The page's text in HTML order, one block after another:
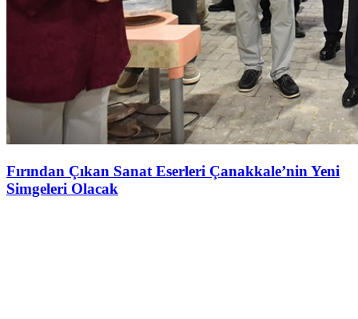
Fırından Çıkan Sanat Eserleri Çanakkale’nin Yeni
Simgeleri Olacak